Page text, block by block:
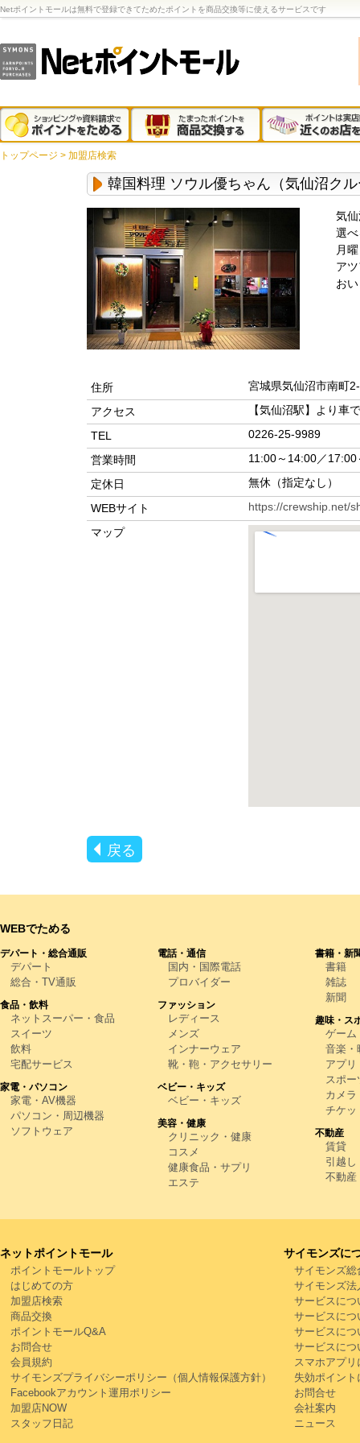
Netポイントモールは無料で登録できてためたポイントを商品交換等に使えるサービスです
トップページ > 加盟店検索
韓国料理 ソウル優ちゃん（気仙沼ク
気
選
月
ア
お
住所
宮城県気仙沼市南町
アクセス
【気仙沼駅】より車
TEL
0226-25-9989
営業時間
11:00～14:00／
定休日
無休（指定なし）
WEBサイト
https://crewship.net/
マップ
戻る
WEBでためる
デパート・総合通販
デパート
総合・TV通販
食品・飲料
ネットスーパー・食品
スイーツ
飲料
宅配サービス
家電・パソコン
家電・AV機器
パソコン・周辺機器
ソフトウェア
電話・通信
国内・国際電話
プロバイダー
ファッション
レディース
メンズ
インナーウェア
靴・鞄・アクセサリー
ベビー・キッズ
ベビー・キッズ
美容・健康
クリニック・健康
コスメ
健康食品・サプリ
エステ
書籍・新
書籍
雑誌
新聞
趣味・ス
ゲーム
音楽・
アプリ
スポー
カメラ
チケッ
不動産
賃貸
引越し
不動産
ネットポイントモール
ポイントモールトップ
はじめての方
加盟店検索
商品交換
ポイントモールQ&A
お問合せ
会員規約
サイモンズプライバシーポリシー（個人情報保護方針）
Facebookアカウント運用ポリシー
加盟店NOW
スタッフ日記
サイモンズに
サイモンズ総
サイモンズ法
サービスにつ
サービスにつ
サービスにつ
サービスにつ
スマホアプリ
失効ポイント
お問合せ
会社案内
ニュース